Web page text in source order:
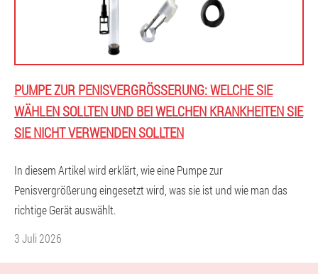
PUMPE ZUR PENISVERGRÖSSERUNG: WELCHE SIE W
ÄHLEN SOLLTEN UND BEI WELCHEN KRANKHEITEN SIE S
IE NICHT VERWENDEN SOLLTEN
In diesem Artikel wird erklärt, wie eine Pumpe zur
Penisvergrößerung eingesetzt wird, was sie ist und wie man das
richtige Gerät auswählt.
3 Juli 2026